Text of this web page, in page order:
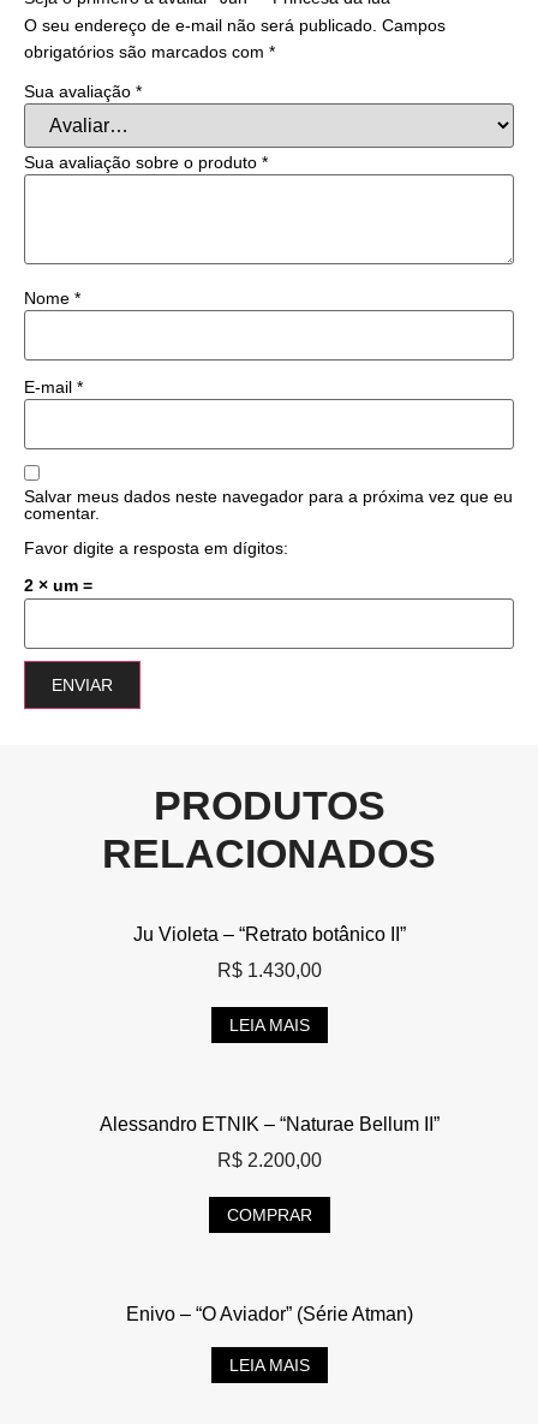
O seu endereço de e-mail não será publicado. Campos
obrigatórios são marcados com *
Sua avaliação *
Sua avaliação sobre o produto *
Nome *
E-mail *
Salvar meus dados neste navegador para a próxima vez que eu
comentar.
Favor digite a resposta em dígitos:
2 × um =
PRODUTOS
RELACIONADOS
Ju Violeta – “Retrato botânico II”
R$1.430,00
LEIA MAIS
Alessandro ETNIK – “Naturae Bellum II”
R$2.200,00
COMPRAR
Enivo – “O Aviador” (Série Atman)
LEIA MAIS